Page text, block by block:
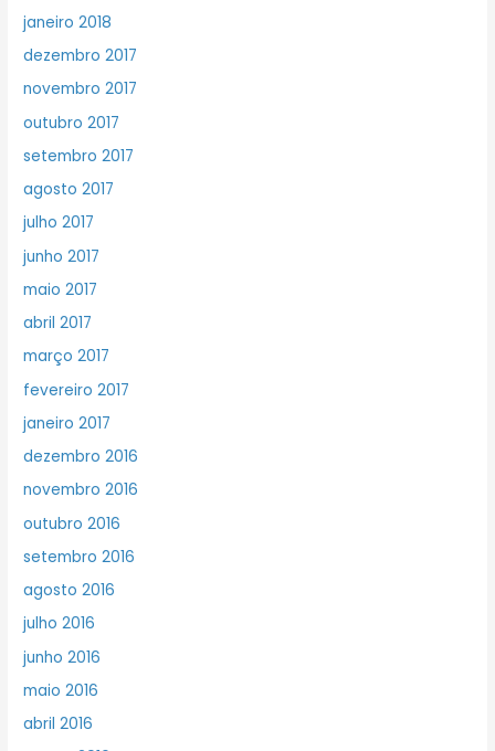
janeiro 2018
dezembro 2017
novembro 2017
outubro 2017
setembro 2017
agosto 2017
julho 2017
junho 2017
maio 2017
abril 2017
março 2017
fevereiro 2017
janeiro 2017
dezembro 2016
novembro 2016
outubro 2016
setembro 2016
agosto 2016
julho 2016
junho 2016
maio 2016
abril 2016